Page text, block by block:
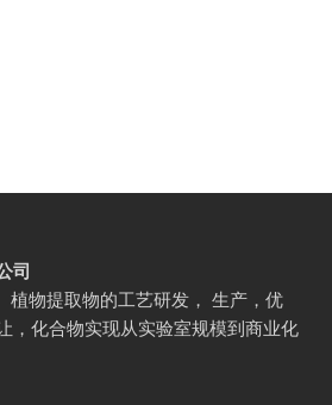
司
植物提取物的工艺研发， 生产，优
，化合物实现从实验室规模到商业化